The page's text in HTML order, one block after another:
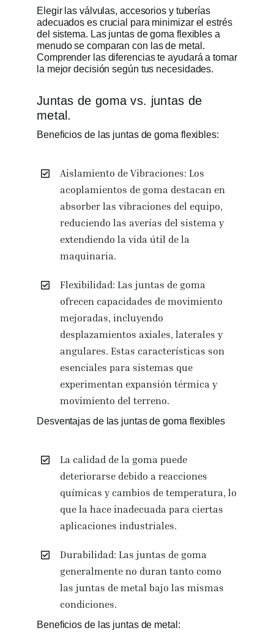
Elegir las válvulas, accesorios y tuberías
adecuados es crucial para minimizar el estrés
del sistema. Las juntas de goma flexibles a
menudo se comparan con las de metal.
Comprender las diferencias te ayudará a tomar
la mejor decisión según tus necesidades.
Juntas de goma vs. juntas de
metal.
Beneficios de las juntas de goma flexibles:
Aislamiento de Vibraciones: Los
acoplamientos de goma destacan en
absorber las vibraciones del equipo,
reduciendo las averías del sistema y
extendiendo la vida útil de la
maquinaria.
Flexibilidad: Las juntas de goma
ofrecen capacidades de movimiento
mejoradas, incluyendo
desplazamientos axiales, laterales y
angulares. Estas características son
esenciales para sistemas que
experimentan expansión térmica y
movimiento del terreno.
Desventajas de las juntas de goma flexibles
La calidad de la goma puede
deteriorarse debido a reacciones
químicas y cambios de temperatura, lo
que la hace inadecuada para ciertas
aplicaciones industriales.
Durabilidad: Las juntas de goma
generalmente no duran tanto como
las juntas de metal bajo las mismas
condiciones.
Beneficios de las juntas de metal: